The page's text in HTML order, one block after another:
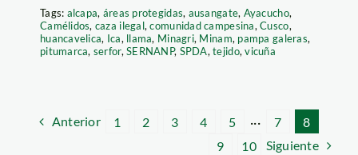
Tags: alcapa, áreas protegidas, ausangate, Ayacucho,
Camélidos, caza ilegal,comunidad campesina,Cusco,
huancavelica, Ica, llama, Minagri, Minam, pampa galeras,
pitumarca, serfor,SERNANP, SPDA,tejido,vicuña
Anterior 1 2 3 4 5 ··· 7
8
9
10 Siguiente